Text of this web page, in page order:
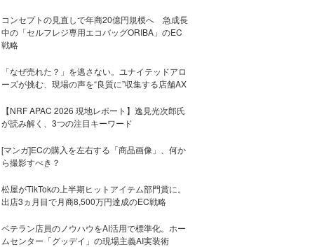
コンセプトの見直しで年商20億円規模へ 急成長
中の「セルフレジ専用エコバッグORIBA」のEC
戦略
「なぜ売れた？」を逃さない。ユナイテッドアロ
ーズが挑む、現場の声を“良質に”収集する店舗AX
【NRF APAC 2026 現地レポート】逸見光次郎氏
が読み解く、3つの注目キーワード
[マンガ]ECの購入を左右する「商品画像」、何か
ら撮影すべき？
松屋がTikTokの上半期ヒットアイテム部門賞に。
出店3ヵ月目で月商8,500万円達成のEC戦略
ベテラン店員のノウハウをAI活用で標準化。ホー
ムセンター「グッデイ」の現場主義AI実装術